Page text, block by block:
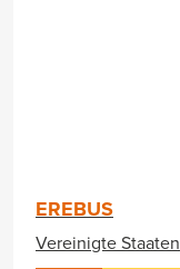
EREBUS
Vereinigte Staaten